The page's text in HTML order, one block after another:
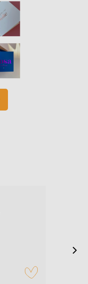
zet op verlanglijstje